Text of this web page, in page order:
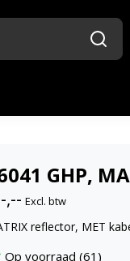
GHP,
,-- Excl. btw
reflector, MET
Op voorraad (61)